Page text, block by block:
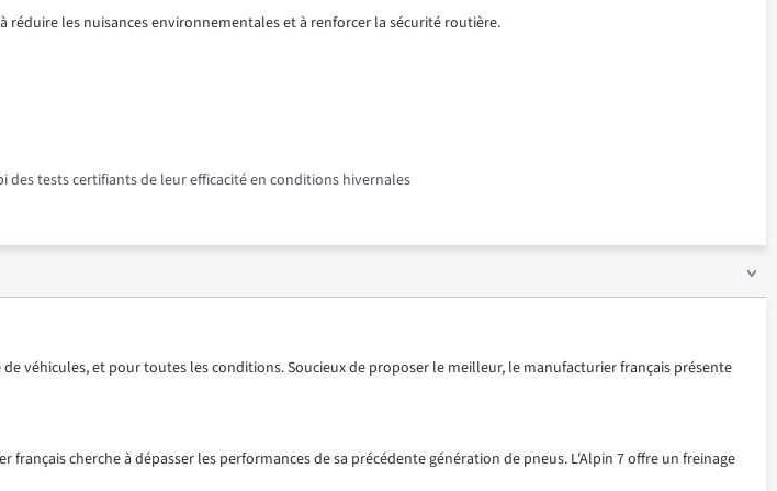
les nuisances environnementales et à renforcer la sécurité routière.
des tests certifiants de leur efficacité en conditions hivernales
véhicules, et pour toutes les conditions. Soucieux de proposer le meilleur, le manufacturier français présente
français cherche à dépasser les performances de sa précédente génération de pneus. L'Alpin 7 offre un freinage